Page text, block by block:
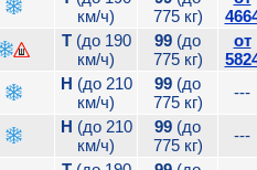
км/ч)
775 кг)
T(до 190
км/ч)
99 (до
775 кг)
от
H (до 210
км/ч)
99 (до
775 кг)
---
H (до 210
км/ч)
99 (до
775 кг)
---